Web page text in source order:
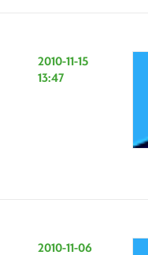
2010-11-15
13:47
2010-11-06